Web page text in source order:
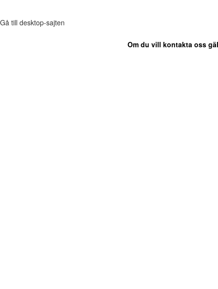
Gå till desktop-sajten
Om du vill kontakta oss